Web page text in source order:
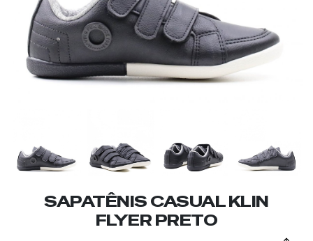
SAPATÊNIS CASUAL KLIN
FLYER PRETO